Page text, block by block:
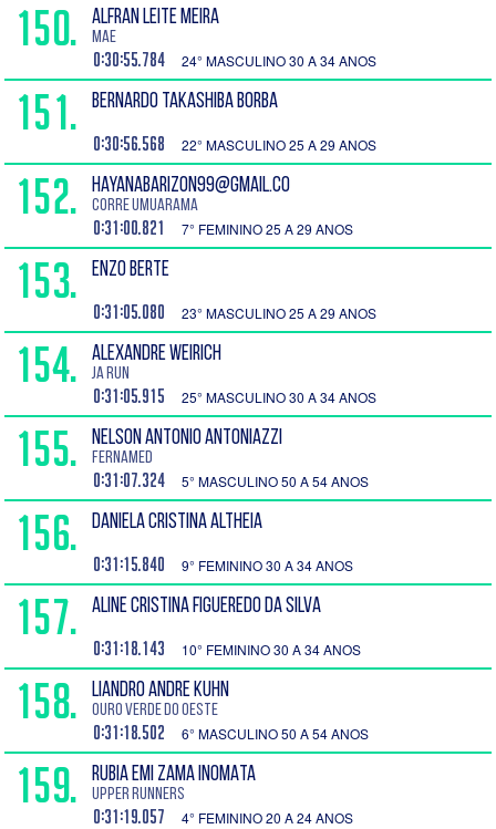
150. ALFRAN LEITE MEIRA
Mae
0:30:55.784 24° MASCULINO 30 A 34 ANOS
151. BERNARDO TAKASHIBA BORBA
0:30:56.568 22° MASCULINO 25 A 29 ANOS
152. HAYANABARIZON99@GMAIL.CO
Corre Umuarama
0:31:00.821 7° FEMININO 25 A 29 ANOS
153. ENZO BERTE
0:31:05.080 23° MASCULINO 25 A 29 ANOS
154. ALEXANDRE WEIRICH
JA Run
0:31:05.915 25° MASCULINO 30 A 34 ANOS
155. NELSON ANTONIO ANTONIAZZI
fernamed
0:31:07.324 5° MASCULINO 50 A 54 ANOS
156. DANIELA CRISTINA ALTHEIA
0:31:15.840 9° FEMININO 30 A 34 ANOS
157. ALINE CRISTINA FIGUEREDO DA SILVA
0:31:18.143 10° FEMININO 30 A 34 ANOS
158. LIANDRO ANDRE KUHN
Ouro verde do Oeste
0:31:18.502 6° MASCULINO 50 A 54 ANOS
159. RUBIA EMI ZAMA INOMATA
Upper Runners
0:31:19.057 4° FEMININO 20 A 24 ANOS